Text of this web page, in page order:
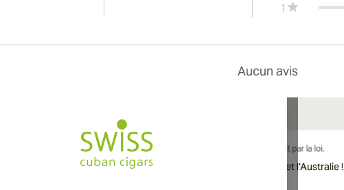
1
Aucun avis
Livraison internationale disponible vers le Canada, le Royaume-Uni et l'Australie !